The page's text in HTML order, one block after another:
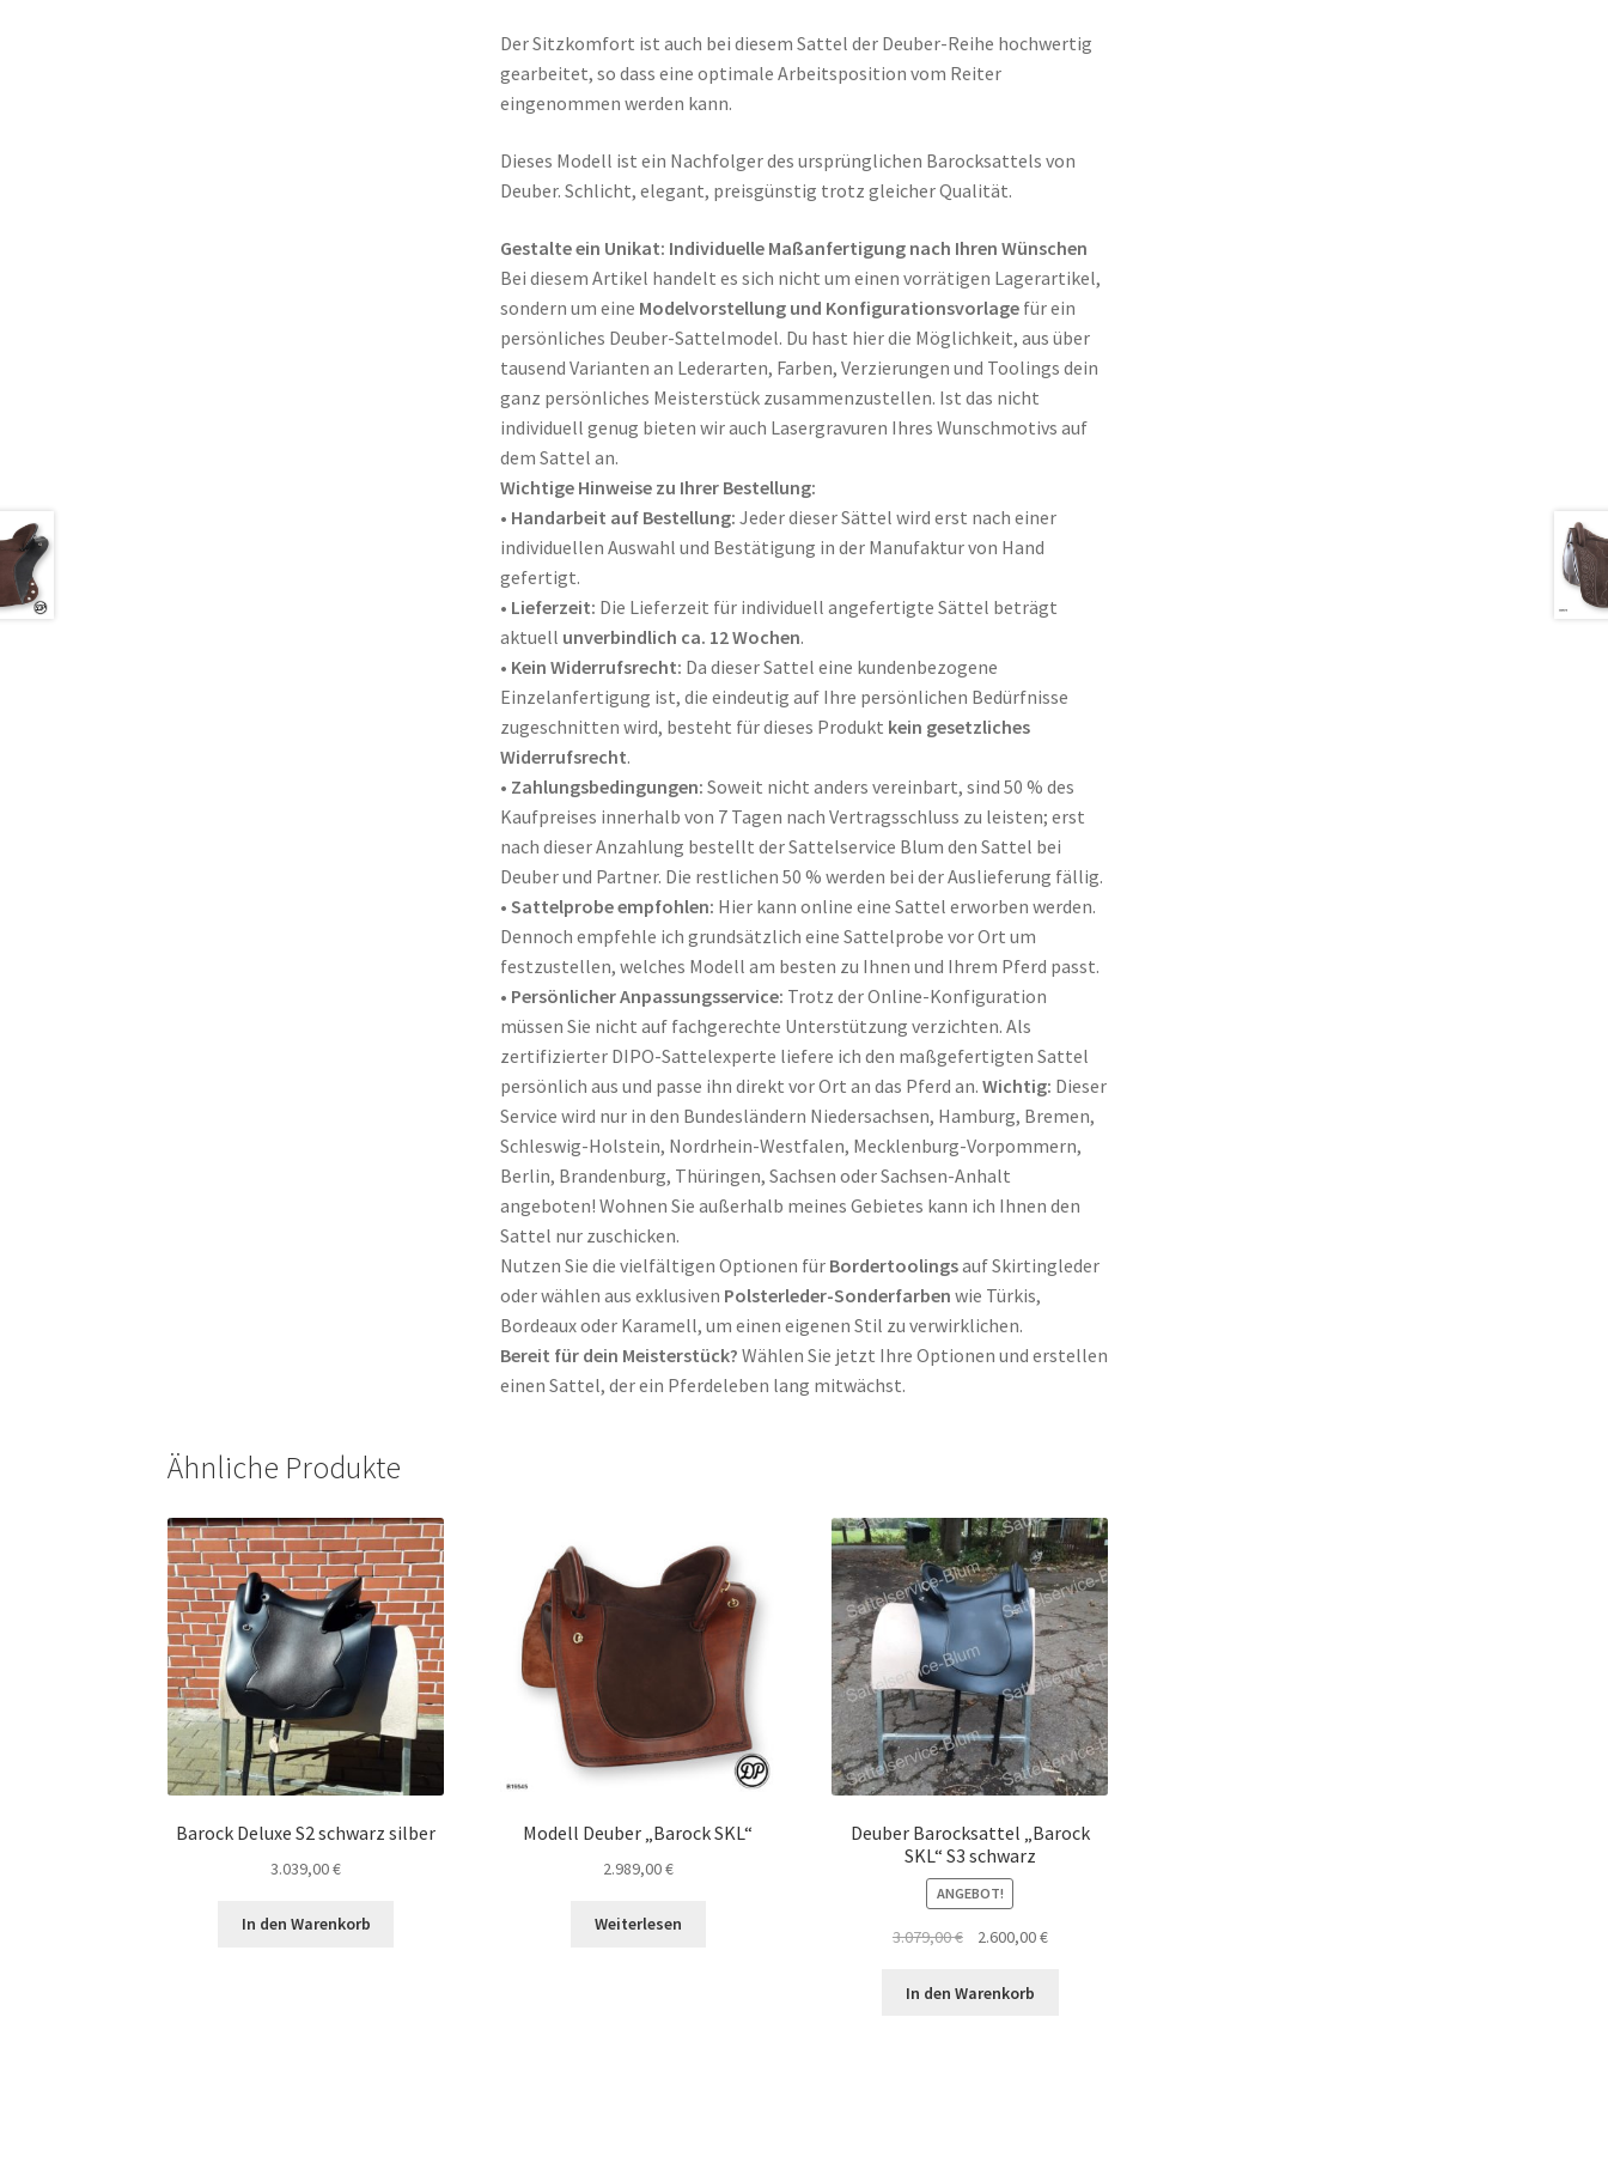
Der Sitzkomfort ist auch bei diesem Sattel der Deuber-Reihe hochwertig
gearbeitet, so dass eine optimale Arbeitsposition vom Reiter
eingenommen werden kann.
Dieses Modell ist ein Nachfolger des ursprünglichen Barocksattels von
Deuber. Schlicht, elegant, preisgünstig trotz gleicher Qualität.
Gestalte ein Unikat: Individuelle Maßanfertigung nach Ihren Wünschen
Bei diesem Artikel handelt es sich nicht um einen vorrätigen Lagerartikel,
sondern um eine Modelvorstellung und Konfigurationsvorlagefür ein
persönliches Deuber-Sattelmodel. Du hast hier die Möglichkeit, aus über
tausend Varianten an Lederarten, Farben, Verzierungen und Toolings dein
ganz persönliches Meisterstück zusammenzustellen. Ist das nicht
individuell genug bieten wir auch Lasergravuren Ihres Wunschmotivs auf
dem Sattel an.
Wichtige Hinweise zu Ihrer Bestellung:
• Handarbeit auf Bestellung: Jeder dieser Sättel wird erst nach einer
individuellen Auswahl und Bestätigung in der Manufaktur von Hand
gefertigt.
• Lieferzeit: Die Lieferzeit für individuell angefertigte Sättel beträgt
aktuell unverbindlich ca. 12 Wochen.
• Kein Widerrufsrecht: Da dieser Sattel eine kundenbezogene
Einzelanfertigung ist, die eindeutig auf Ihre persönlichen Bedürfnisse
zugeschnitten wird, besteht für dieses Produkt kein gesetzliches
Widerrufsrecht.
• Zahlungsbedingungen: Soweit nicht anders vereinbart, sind 50 % des
Kaufpreises innerhalb von 7 Tagen nach Vertragsschluss zu leisten; erst
nach dieser Anzahlung bestellt der Sattelservice Blum den Sattel bei
Deuber und Partner. Die restlichen 50 % werden bei der Auslieferung fällig.
• Sattelprobe empfohlen: Hier kann online eine Sattel erworben werden.
Dennoch empfehle ich grundsätzlich eine Sattelprobe vor Ort um
festzustellen, welches Modell am besten zu Ihnen und Ihrem Pferd passt.
• Persönlicher Anpassungsservice: Trotz der Online-Konfiguration
müssen Sie nicht auf fachgerechte Unterstützung verzichten. Als
zertifizierter DIPO-Sattelexperte liefere ich den maßgefertigten Sattel
persönlich aus und passe ihn direkt vor Ort an das Pferd an. Wichtig: Dieser
Service wird nur in den Bundesländern Niedersachsen, Hamburg, Bremen,
Schleswig-Holstein, Nordrhein-Westfalen, Mecklenburg-Vorpommern,
Berlin, Brandenburg, Thüringen, Sachsen oder Sachsen-Anhalt
angeboten! Wohnen Sie außerhalb meines Gebietes kann ich Ihnen den
Sattel nur zuschicken.
Nutzen Sie die vielfältigen Optionen für Bordertoolingsauf Skirtingleder
oder wählen aus exklusiven Polsterleder-Sonderfarben wie Türkis,
Bordeaux oder Karamell, um einen eigenen Stil zu verwirklichen.
Bereit für dein Meisterstück? Wählen Sie jetzt Ihre Optionen und erstellen
einen Sattel, der ein Pferdeleben lang mitwächst.
Ähnliche Produkte
Barock Deluxe S2 schwarz silber
3.039,00€
In den Warenkorb
Modell Deuber „Barock SKL“
2.989,00€
Weiterlesen
Deuber Barocksattel „Barock
SKL“ S3 schwarz
ANGEBOT!
3.079,00€
Ursprünglicher
war:
2.600,00€Aktueller
In den Warenkorb